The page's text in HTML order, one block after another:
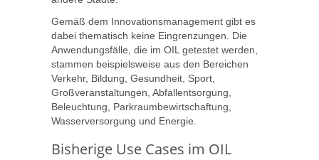
Gemäß dem Innovationsmanagement gibt es
dabei thematisch keine Eingrenzungen. Die
Anwendungsfälle, die im OIL getestet werden,
stammen beispielsweise aus den Bereichen
Verkehr, Bildung, Gesundheit, Sport,
Großveranstaltungen, Abfallentsorgung,
Beleuchtung, Parkraumbewirtschaftung,
Wasserversorgung und Energie.
Bisherige Use Cases im OIL